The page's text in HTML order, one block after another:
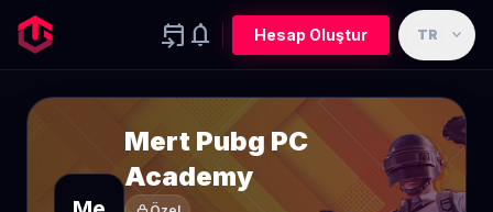
event_upcoming notifications Hesap Oluştur TR expand_more
Mert Pubg PC
Academy